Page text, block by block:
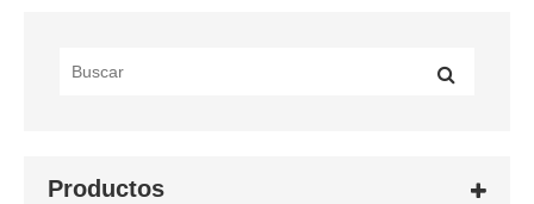
Productos